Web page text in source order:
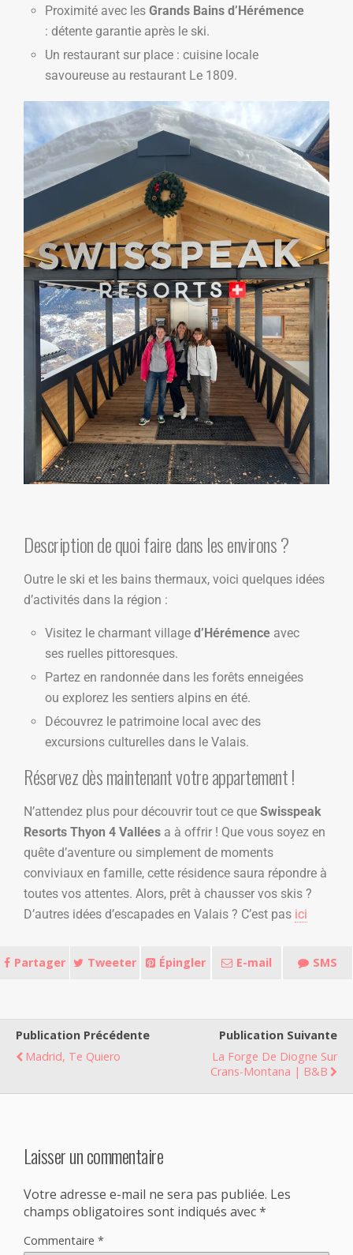
Proximité avec les Grands Bains d’Hérémence
: détente garantie après le ski.
Un restaurant sur place : cuisine locale
savoureuse au restaurant Le 1809.
Description de quoi faire dans les environs ?
Outre le ski et les bains thermaux, voici quelques idées
d’activités dans la région :
Visitez le charmant village d’Hérémenceavec
ses ruelles pittoresques.
Partez en randonnée dans les forêts enneigées
ou explorez les sentiers alpins en été.
Découvrez le patrimoine local avec des
excursions culturelles dans le Valais.
Réservez dès maintenant votre appartement !
N’attendez plus pour découvrir tout ce que Swisspeak
Resorts Thyon 4 Vallées a à offrir ! Que vous soyez en
quête d’aventure ou simplement de moments
conviviaux en famille, cette résidence saura répondre à
toutes vos attentes. Alors, prêt à chausser vos skis ?
D’autres idées d’escapades en Valais ? C’est pas ici
Partager Tweeter Épingler E-mail SMS
Publication Précédente
Madrid, Te Quiero
Publication Suivante
La Forge De Diogne Sur
Crans-Montana | B&B
Laisser un commentaire
Votre adresse e-mail ne sera pas publiée. Les
champs obligatoires sont indiqués avec*
Commentaire *